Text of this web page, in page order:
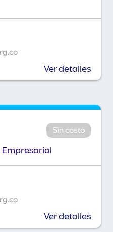
Ver detalles
Sin costo
Empresarial
Ver detalles